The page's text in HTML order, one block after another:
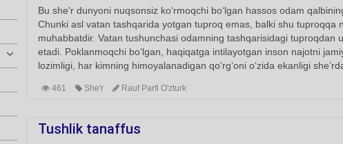
Bu she'r dunyoni nuqsonsiz ko‘rmoqchi bo‘lgan hassos odam
Chunki asl vatan tashqarida yotgan tuproq emas, balki shu tuproqqa
muhabbatdir. Vatan tushunchasi odamning tashqarisidagi
etadi. Poklanmoqchi bo‘lgan, haqiqatga intilayotgan inson najotni
lozimligi, har kimning himoyalanadigan qo‘rg‘oni o‘zida ekanligi
461 She'r Rauf Parfi O'zturk
Tushlik tanaffus